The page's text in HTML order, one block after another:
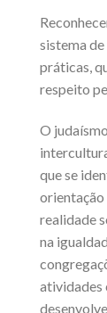
sistema
práticas,
respeito
O
que se
orientação
realidade
na
atividades